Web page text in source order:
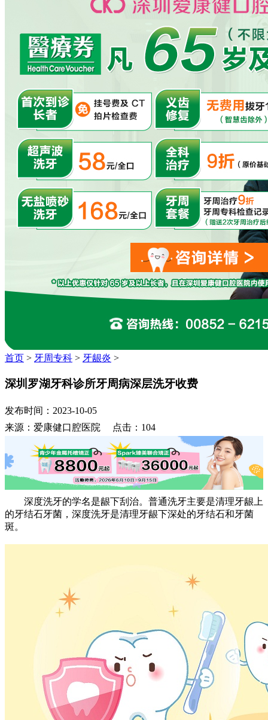
首页 > 牙周专科 > 牙龈炎 >
深圳罗湖牙科诊所牙周病深层洗牙收费
发布时间：2023-10-05
来源：爱康健口腔医院 点击：104
深度洗牙的学名是龈下刮治。普通洗牙主要是清理牙龈上
的牙结石牙菌，深度洗牙是清理牙龈下深处的牙结石和牙菌
斑。